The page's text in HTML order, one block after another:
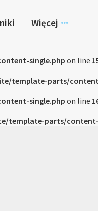
Więcej
single.php on line
template-parts/
single.php on line
template-parts/